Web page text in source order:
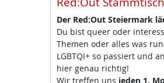
Der Red:Out Steiermark
Du bist queer oder
Themen oder alles was
LGBTQI+ so passiert und
hier genau richtig!
Wir treffen uns jeden 1.